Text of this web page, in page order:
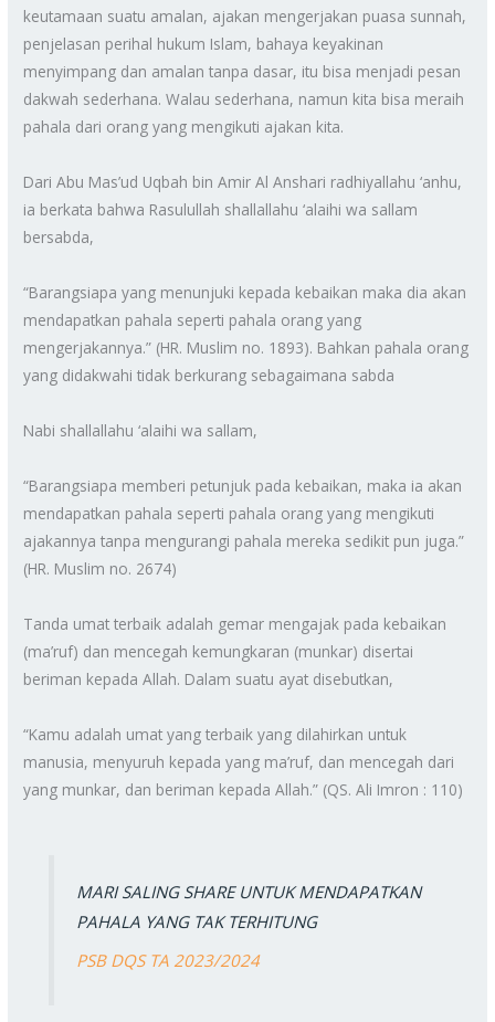
keutamaan suatu amalan, ajakan mengerjakan puasa sunnah,
penjelasan perihal hukum Islam, bahaya keyakinan
menyimpang dan amalan tanpa dasar, itu bisa menjadi pesan
dakwah sederhana. Walau sederhana, namun kita bisa meraih
pahala dari orang yang mengikuti ajakan kita. ⁣
Dari Abu Mas’ud Uqbah bin Amir Al Anshari radhiyallahu ‘anhu,
ia berkata bahwa Rasulullah shallallahu ‘alaihi wa sallam
bersabda,⁣
“Barangsiapa yang menunjuki kepada kebaikan maka dia akan
mendapatkan pahala seperti pahala orang yang
mengerjakannya.” (HR. Muslim no. 1893). Bahkan pahala orang
yang didakwahi tidak berkurang sebagaimana sabda ⁣
Nabi shallallahu ‘alaihi wa sallam,⁣
“Barangsiapa memberi petunjuk pada kebaikan, maka ia akan
mendapatkan pahala seperti pahala orang yang mengikuti
ajakannya tanpa mengurangi pahala mereka sedikit pun juga.”
(HR. Muslim no. 2674)⁣
Tanda umat terbaik adalah gemar mengajak pada kebaikan
(ma’ruf) dan mencegah kemungkaran (munkar) disertai
beriman kepada Allah. Dalam suatu ayat disebutkan,⁣
“Kamu adalah umat yang terbaik yang dilahirkan untuk
manusia, menyuruh kepada yang ma’ruf, dan mencegah dari
yang munkar, dan beriman kepada Allah.” (QS. Ali Imron : 110)⁣
MARI SALING SHARE UNTUK MENDAPATKAN
PAHALA YANG TAK TERHITUNG
PSB DQS TA 2023/2024